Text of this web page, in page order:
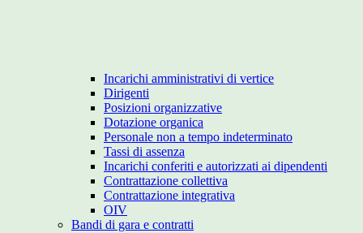
Incarichi amministrativi di vertice
Dirigenti
Posizioni organizzative
Dotazione organica
Personale non a tempo indeterminato
Tassi di assenza
Incarichi conferiti e autorizzati ai dipendenti
Contrattazione collettiva
Contrattazione integrativa
OIV
Bandi di gara e contratti